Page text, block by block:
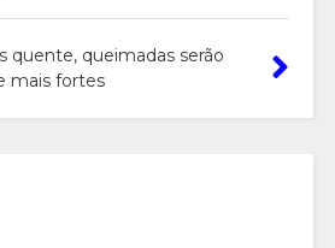
quente, queimadas serão
mais fortes